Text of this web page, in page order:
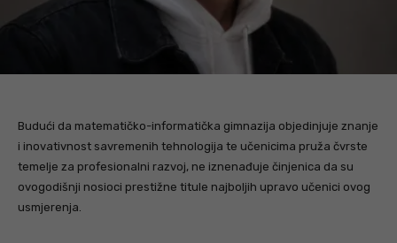
Budući da matematičko-informatička gimnazija objedinjuje znanje
i inovativnost savremenih tehnologija te učenicima pruža čvrste
temelje za profesionalni razvoj, ne iznenađuje činjenica da su
ovogodišnji nosioci prestižne titule najboljih upravo učenici ovog
usmjerenja.